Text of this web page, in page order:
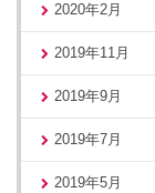
2020年2月
2019年11月
2019年9月
2019年7月
2019年5月